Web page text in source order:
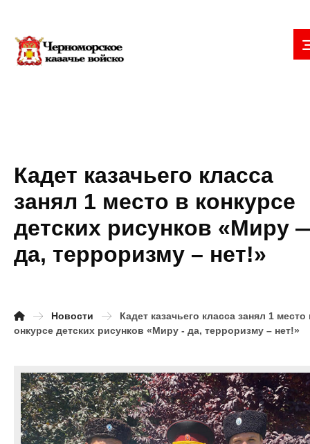
Кадет казачьего класса
занял 1 место в конкурсе
детских рисунков «Миру
да, терроризму – нет!»
Новости
Кадет казачьего класса занял 1 место
онкурсе детских рисунков «Миру - да, терроризму – нет!»